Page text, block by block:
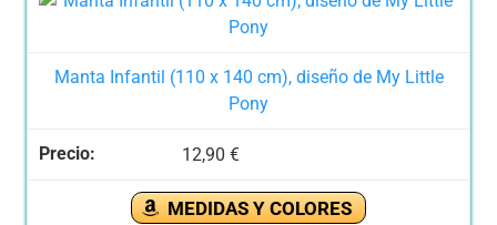
Manta Infantil (110 x 140 cm), diseño de My Little
Pony
12,90 €
MEDIDAS Y COLORES